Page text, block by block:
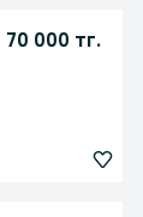
70 000 тг.